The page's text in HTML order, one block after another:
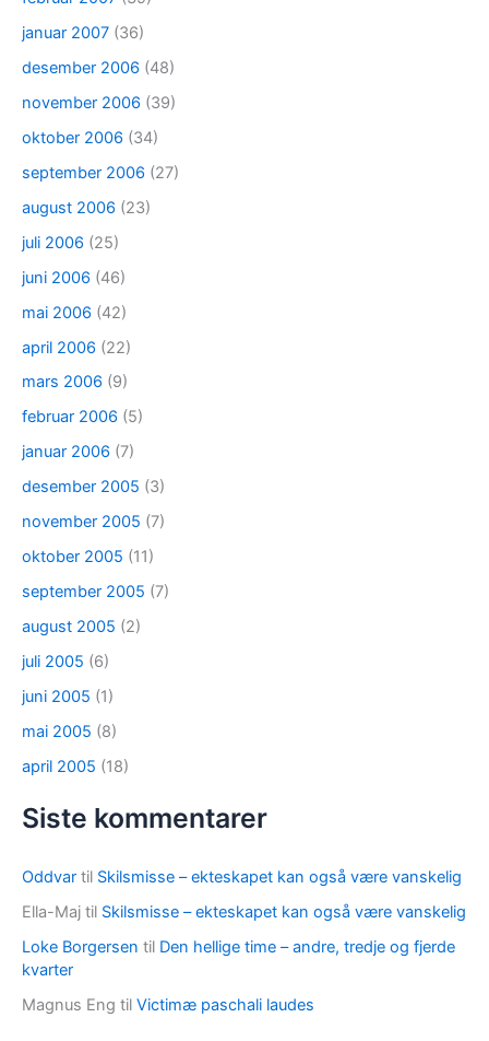
januar 2007 (36)
desember 2006 (48)
november 2006 (39)
oktober 2006 (34)
september 2006 (27)
august 2006 (23)
juli 2006 (25)
juni 2006 (46)
mai 2006 (42)
april 2006 (22)
mars 2006 (9)
februar 2006 (5)
januar 2006 (7)
desember 2005 (3)
november 2005 (7)
oktober 2005 (11)
september 2005 (7)
august 2005 (2)
juli 2005 (6)
juni 2005 (1)
mai 2005 (8)
april 2005 (18)
Siste kommentarer
Oddvar til Skilsmisse – ekteskapet kan også være vanskelig
Ella-Maj til Skilsmisse – ekteskapet kan også være vanskelig
Loke Borgersen til Den hellige time – andre, tredje og fjerde
kvarter
Magnus Eng til Victimæ paschali laudes